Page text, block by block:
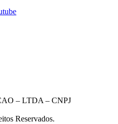
– LTDA – CNPJ
Reservados.